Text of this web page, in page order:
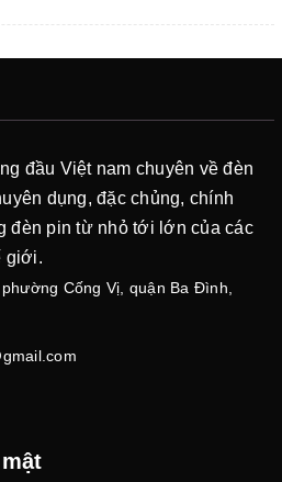
đầu Việt nam chuyên về đèn
dụng, đặc chủng, chính
đèn pin từ nhỏ tới lớn của các
giới.
Cống Vị, quận Ba Đình,